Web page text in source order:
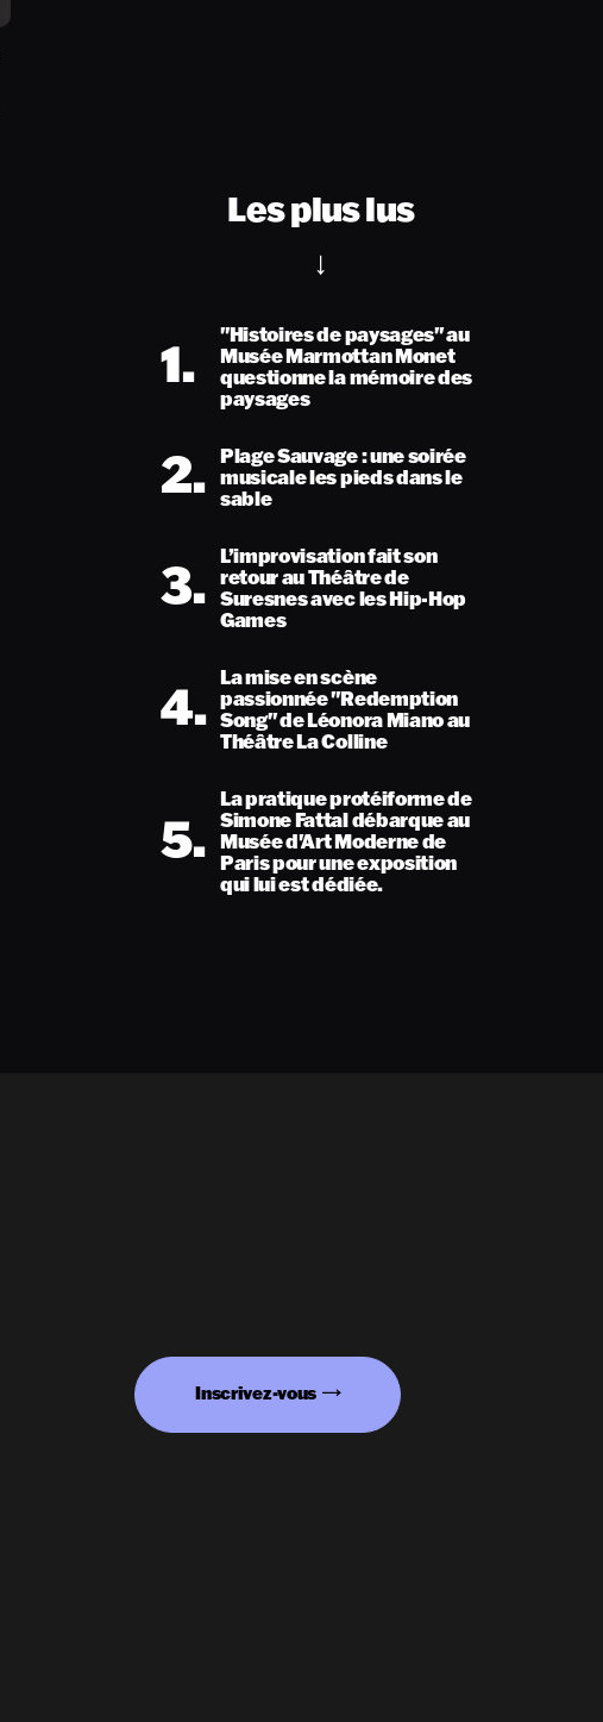
Les plus lus
1.
"Histoires de paysages" au
Musée Marmottan Monet
questionne la mémoire des
paysages
2. Plage Sauvage : une soirée
musicale les pieds dans le
sable
3. L’improvisation fait son
retour au Théâtre de
Suresnes avec les Hip-Hop
Games
4. La mise en scène
passionnée "Redemption
Song" de Léonora Miano au
Théâtre La Colline
5.
La pratique protéiforme de
Simone Fattal débarque au
Musée d'Art Moderne de
Paris pour une exposition
qui lui est dédiée.
Inscrivez-vous